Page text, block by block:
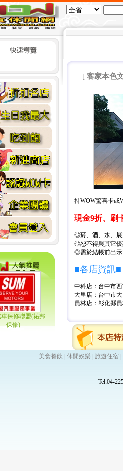
保修聯盟(祐邦
保修)
[ 客家本色
持WOW驚喜卡或
現金9折、刷
◎菸、酒、水、
◎恕不得與其它
◎需於結帳前出示
■各店資訊■
中科店：台中市西
大里店：台中市大
員林店：彰化縣
美食餐飲 休閒娛樂 旅遊住宿
Tel:04-